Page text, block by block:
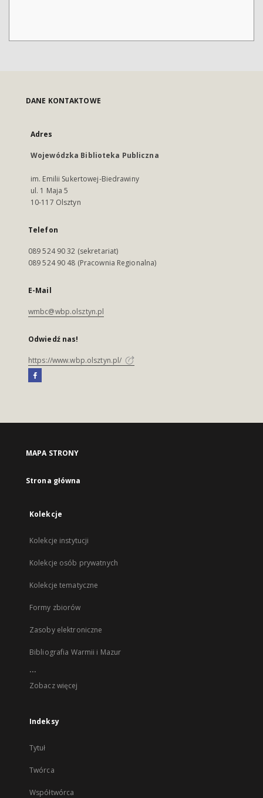
DANE KONTAKTOWE
Adres
Wojewódzka Biblioteka Publiczna
im. Emilii Sukertowej-Biedrawiny
ul. 1 Maja 5
10-117 Olsztyn
Telefon
089 524 90 32 (sekretariat)
089 524 90 48 (Pracownia Regionalna)
E-Mail
wmbc@wbp.olsztyn.pl
Odwiedź nas!
https://www.wbp.olsztyn.pl/
MAPA STRONY
Strona główna
Kolekcje
Kolekcje instytucji
Kolekcje osób prywatnych
Kolekcje tematyczne
Formy zbiorów
Zasoby elektroniczne
Bibliografia Warmii i Mazur
...
Zobacz więcej
Indeksy
Tytuł
Twórca
Współtwórca